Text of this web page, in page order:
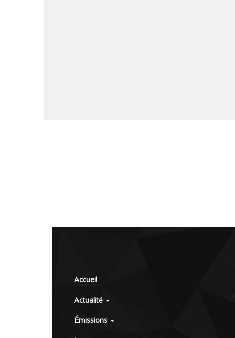
Accueil
Actualité
Émissions